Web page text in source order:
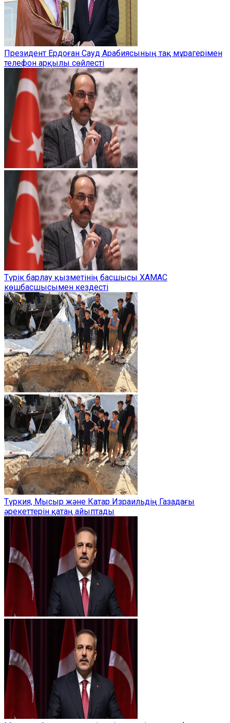
Президент Ердоған Сауд Арабиясының тақ мұрагерімен
телефон арқылы сөйлесті
Түрік барлау қызметінің басшысы ХАМАС
көшбасшысымен кездесті
Түркия, Мысыр және Катар Израильдің Газадағы
әрекеттерін қатаң айыптады